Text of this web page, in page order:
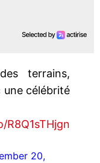
terrains,
une célébrité
20,